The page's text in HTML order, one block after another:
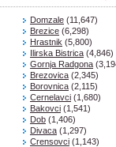
Domzale (11,647)
Brezice (6,298)
Hrastnik (5,800)
Ilirska Bistrica (4,846)
Gornja Radgona
Brezovica (2,345)
Borovnica (2,115)
Cernelavci (1,680)
Bakovci (1,541)
Dob (1,406)
Divaca (1,297)
Crensovci (1,143)